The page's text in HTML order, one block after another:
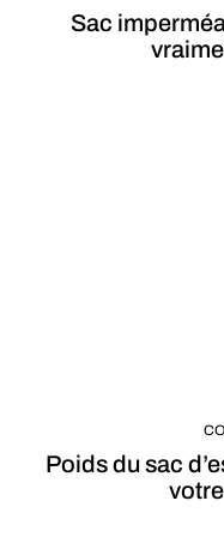
Sac
Poids du sac